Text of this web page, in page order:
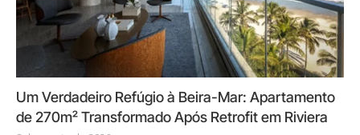
Um Verdadeiro Refúgio à Beira-Mar: Apartamento
de 270m² Transformado Após Retrofit em Riviera